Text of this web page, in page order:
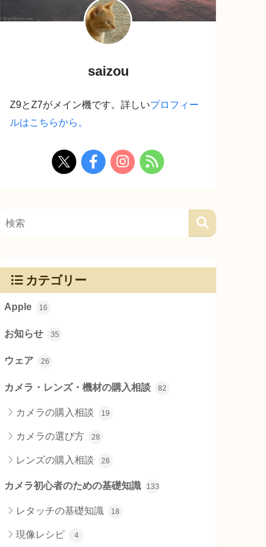
saizou
Z9とZ7がメイン機です。詳しいプロフィー
ルはこちらから。
カテゴリー
Apple 16
お知らせ 35
ウェア 26
カメラ・レンズ・機材の購入相談 82
カメラの購入相談 19
カメラの選び方 28
レンズの購入相談 28
カメラ初心者のための基礎知識 133
レタッチの基礎知識 18
現像レシピ 4